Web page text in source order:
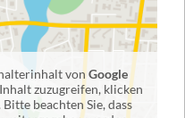
von Google
zuzugreifen, klicken
beachten Sie, dass